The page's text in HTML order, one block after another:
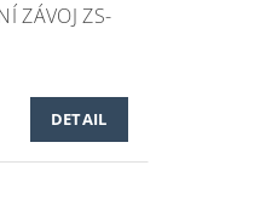
ZÁVOJ ZS-
DETAIL